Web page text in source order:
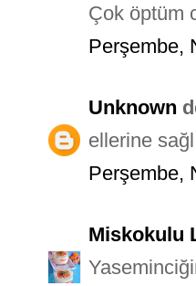
Çok öptüm
Perşembe,
Unknown
ellerine
Perşembe,
Miskokulu